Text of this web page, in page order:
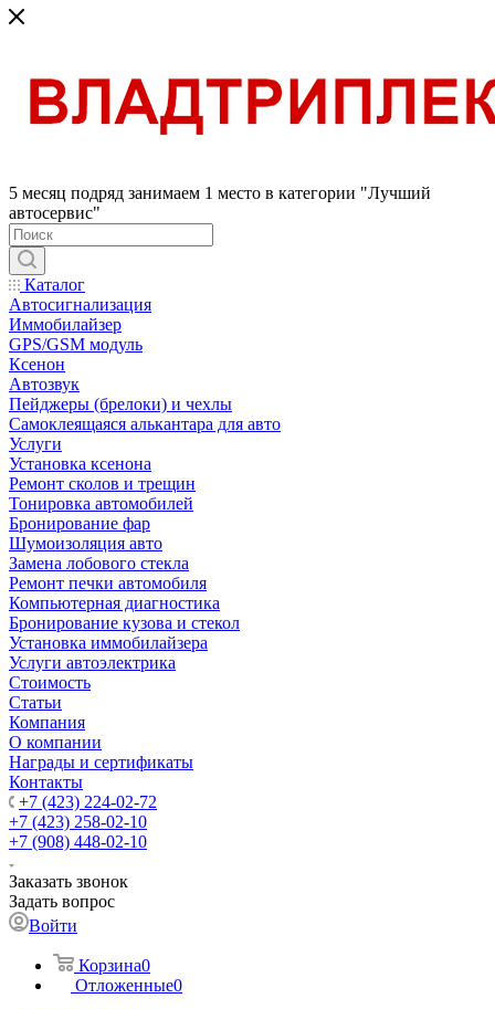
5 месяц подряд занимаем 1 место в категории "Лучший
автосервис"
Каталог
Автосигнализация
Иммобилайзер
GPS/GSM модуль
Ксенон
Автозвук
Пейджеры (брелоки) и чехлы
Самоклеящаяся алькантара для авто
Услуги
Установка ксенона
Ремонт сколов и трещин
Тонировка автомобилей
Бронирование фар
Шумоизоляция авто
Замена лобового стекла
Ремонт печки автомобиля
Компьютерная диагностика
Бронирование кузова и стекол
Установка иммобилайзера
Услуги автоэлектрика
Стоимость
Статьи
Компания
О компании
Награды и сертификаты
Контакты
+7 (423) 224-02-72
+7 (423) 258-02-10
+7 (908) 448-02-10
Заказать звонок
Задать вопрос
Войти
Корзина0
Отложенные0